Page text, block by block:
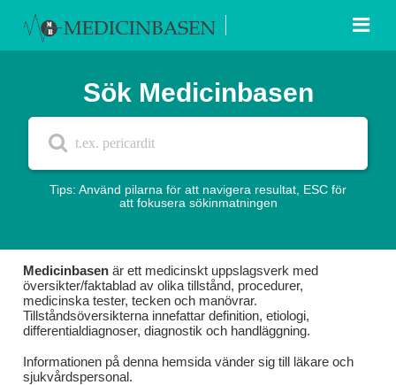
Sök Medicinbasen
Tips: Använd pilarna för att navigera resultat, ESC för
att fokusera sökinmatningen
Medicinbasen är ett medicinskt uppslagsverk med
översikter/faktablad av olika tillstånd, procedurer,
medicinska tester, tecken och manövrar.
Tillståndsöversikterna innefattar definition, etiologi,
differentialdiagnoser, diagnostik och handläggning.
Informationen på denna hemsida vänder sig till läkare och
sjukvårdspersonal.